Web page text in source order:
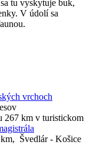
tu vyskytuje buk,
V údolí sa
vrchoch
267 km v turistickom
Švedlár - Košice